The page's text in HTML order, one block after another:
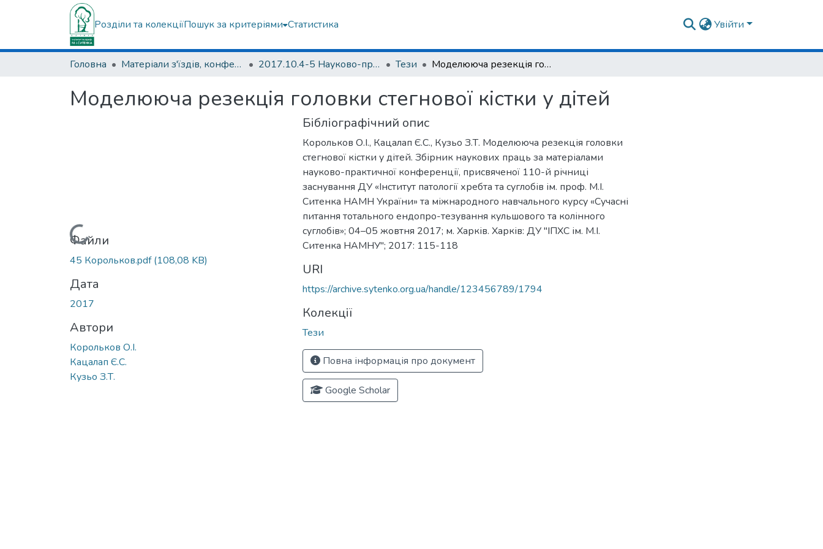
Розділи та колекціїПошук за критеріями Статистика Увійти
Головна Матеріали з'їздів, конференцій, симпозіумів та ін. 2017.10.4-5 Науково-практична конференція, присвячена 110-й річниці заснування ДУ «Інститут патології хребта та суглобів ім. проф. М.І. Ситенка НАМН України» та міжнародного навчального курсу «Сучасні питання тотального ендопро-тезування кульшового та колінного суглобів» (м. Харків, 04–05 жовтня 2017 р.) Тези Моделююча резекція головки стегнової кістки у дітей
Моделююча резекція головки стегнової кістки у дітей
Вантажиться...
Файли
45 Корольков.pdf(108,08 KB)
Дата
2017
Автори
Корольков О.І.
Кацалап Є.С.
Кузьо З.Т.
Бібліографічний опис
Корольков О.І., Кацалап Є.С., Кузьо З.Т. Моделююча резекція головки
стегнової кістки у дітей. Збірник наукових праць за матеріалами
науково-практичної конференції, присвяченої 110-й річниці
заснування ДУ «Інститут патології хребта та суглобів ім. проф. М.І.
Ситенка НАМН України» та міжнародного навчального курсу «Сучасні
питання тотального ендопро-тезування кульшового та колінного
суглобів»; 04–05 жовтня 2017; м. Харків. Харків: ДУ "ІПХС ім. М.І.
Ситенка НАМНУ"; 2017: 115-118
URI
https://archive.sytenko.org.ua/handle/123456789/1794
Колекції
Тези
Повна інформація про документ
Google Scholar